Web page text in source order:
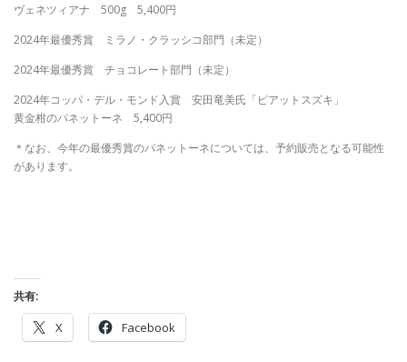
ヴェネツィアナ 500g 5,400円
2024年最優秀賞 ミラノ・クラッシコ部門（未定）
2024年最優秀賞 チョコレート部門（未定）
2024年コッパ・デル・モンド入賞 安田竜美氏「ピアットスズキ」
黄金柑のパネットーネ 5,400円
＊なお、今年の最優秀賞のパネットーネについては、予約販売となる可能性
があります。
共有:
X Facebook